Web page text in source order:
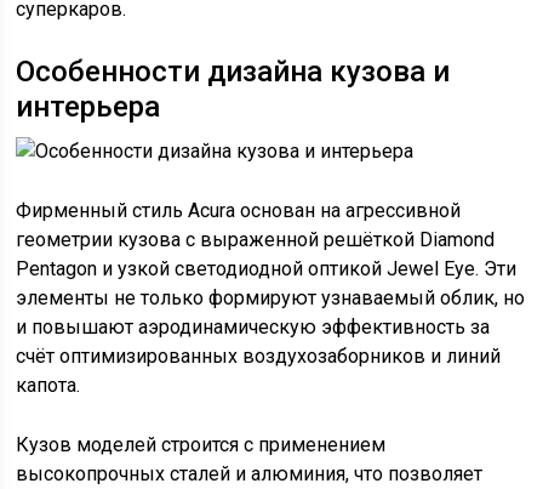
суперкаров.
Особенности дизайна кузова и
интерьера
Фирменный стиль Acura основан на агрессивной
геометрии кузова с выраженной решёткой Diamond
Pentagon и узкой светодиодной оптикой Jewel Eye. Эти
элементы не только формируют узнаваемый облик, но
и повышают аэродинамическую эффективность за
счёт оптимизированных воздухозаборников и линий
капота.
Кузов моделей строится с применением
высокопрочных сталей и алюминия, что позволяет